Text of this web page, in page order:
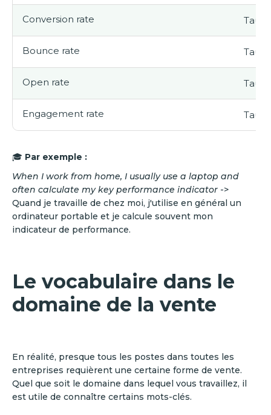
Conversion rate Taux
Bounce rate Taux
Open rate Taux
Engagement rate Taux
🎓 Par exemple :
When I work from home, I usually use a laptop and
often calculate my key performance indicator ->
Quand je travaille de chez moi, j'utilise en général un
ordinateur portable et je calcule souvent mon
indicateur de performance.
Le vocabulaire dans le
domaine de la vente
En réalité, presque tous les postes dans toutes les
entreprises requièrent une certaine forme de vente.
Quel que soit le domaine dans lequel vous travaillez, il
est utile de connaître certains mots-clés.